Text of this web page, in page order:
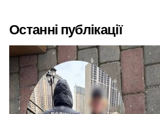
Останні публікації